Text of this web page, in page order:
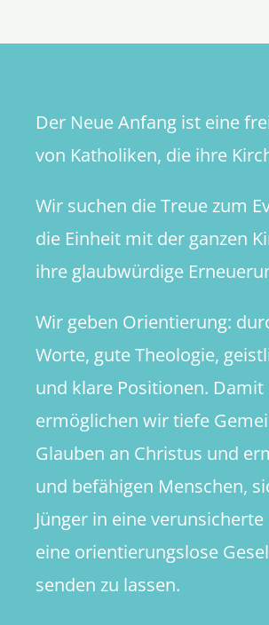
Der Neue Anfang ist eine
von Katholiken, die ihre
Wir suchen die Treue zum
die Einheit mit der ganzen
ihre glaubwürdige
Wir geben Orientierung:
Worte, gute Theologie,
und klare Positionen. Damit
ermöglichen wir tiefe
Glauben an Christus und
und befähigen Menschen,
Jünger in eine
eine orientierungslose
senden zu lassen.